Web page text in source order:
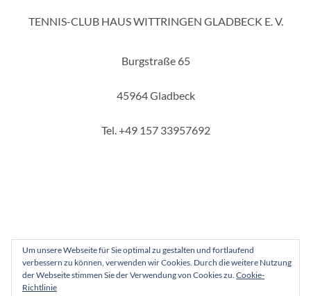
TENNIS-CLUB HAUS WITTRINGEN GLADBECK E. V.
Burgstraße 65
45964 Gladbeck
Tel. +49 157 33957692
Copyright 2025 - Tennis-Club Haus Wittringen Gladbeck e. V.
Um unsere Webseite für Sie optimal zu gestalten und fortlaufend
verbessern zu können, verwenden wir Cookies. Durch die weitere Nutzung
der Webseite stimmen Sie der Verwendung von Cookies zu. Cookie-
Richtlinie